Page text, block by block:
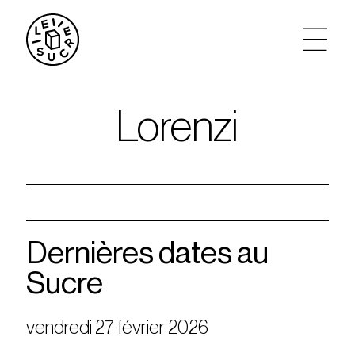
agenda
le sucre max
privatisations
Lorenzi
Dernières dates au
Sucre
vendredi 27 février 2026